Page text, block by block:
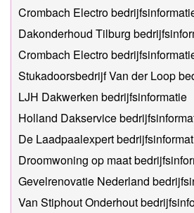
Crombach Electro
Dakonderhoud Tilburg
Crombach Electro
Stukadoorsbedrijf Van der Loop
LJH Dakwerken bedrijfsinformatie
Holland Dakservice
De Laadpaalexpert
Droomwoning op maat
Gevelrenovatie Nederland
Van Stiphout Onderhout